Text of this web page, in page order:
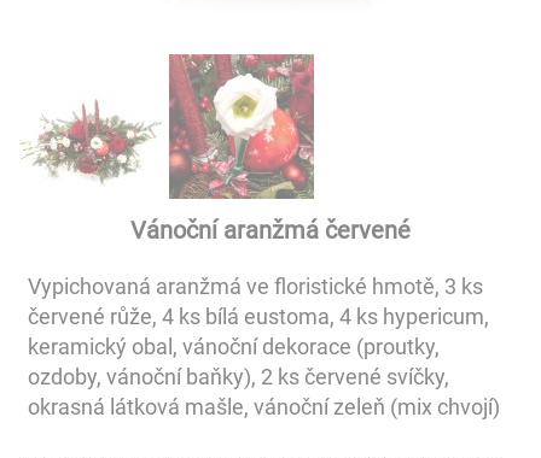
Vánoční aranžmá červené
Vypichovaná aranžmá ve floristické hmotě, 3 ks
červené růže, 4 ks bílá eustoma, 4 ks hypericum,
keramický obal, vánoční dekorace (proutky,
ozdoby, vánoční baňky), 2 ks červené svíčky,
okrasná látková mašle, vánoční zeleň (mix chvojí)